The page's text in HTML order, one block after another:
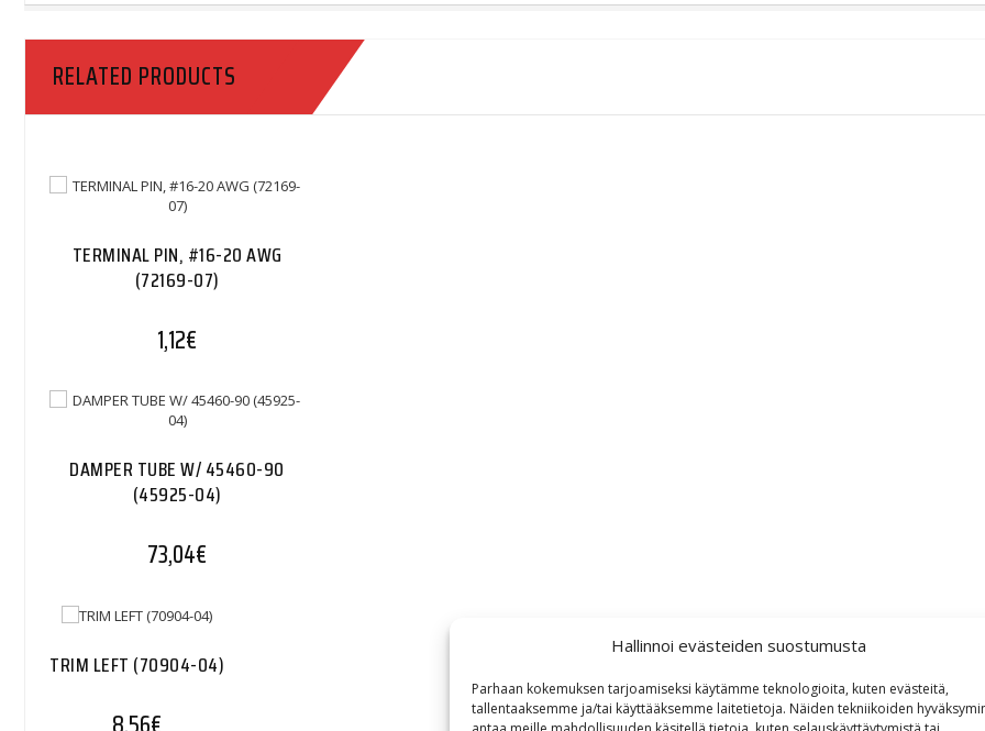
Hallinnoi evästeiden suostumusta
Parhaan kokemuksen tarjoamiseksi käytämme teknologioita, kuten evästeitä,
tallentaaksemme ja/tai käyttääksemme laitetietoja. Näiden tekniikoiden
(50518-
RELATED PRODUCTS
TERMINAL PIN, #16-20 AWG
(72169-07)
1,12€
DAMPER TUBE W/ 45460-90
(45925-04)
73,04€
TRIM LEFT (70904-04)